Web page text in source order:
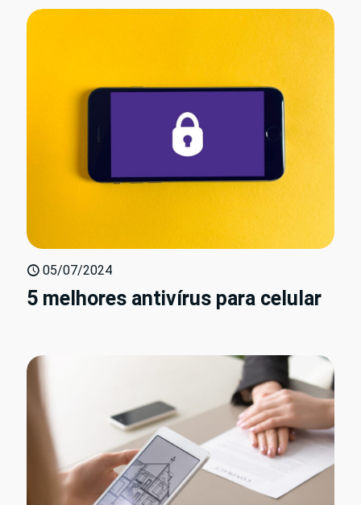
05/07/2024
5 melhores antivírus para celular